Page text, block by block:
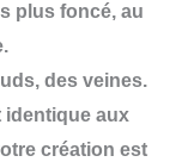
plus foncé, au
des veines.
identique aux
création est